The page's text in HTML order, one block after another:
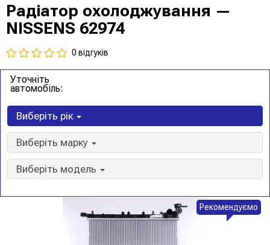
Радіатор охолоджування —
NISSENS 62974
0 відгуків
Уточніть
автомобіль:
Виберіть рік
Виберіть марку
Виберіть модель
Рекомендуємо